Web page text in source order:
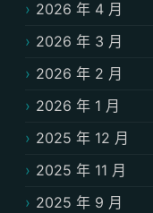
2026 年 4 月
2026 年 3 月
2026 年 2 月
2026 年 1 月
2025 年 12 月
2025 年 11 月
2025 年 9 月